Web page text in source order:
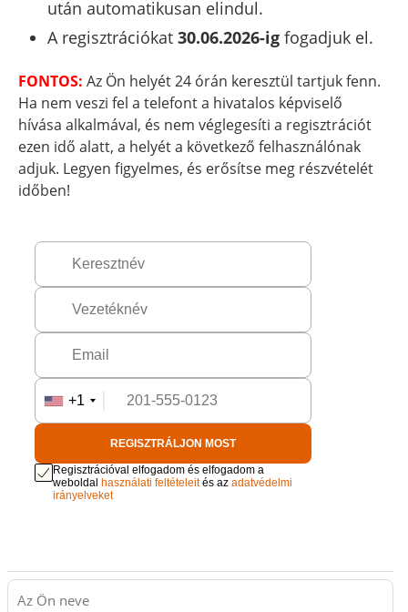
után automatikusan elindul.
A regisztrációkat30.06.2026-igfogadjuk el.
FONTOS: Az Ön helyét 24 órán keresztül tartjuk fenn.
Ha nem veszi fel a telefont a hivatalos képviselő
hívása alkalmával, és nem véglegesíti a regisztrációt
ezen idő alatt, a helyét a következő felhasználónak
adjuk. Legyen figyelmes, és erősítse meg részvételét
időben!
+1
REGISZTRÁLJON MOST
Regisztrációval elfogadom és elfogadom a
weboldal használati feltételeités azadatvédelmi
irányelveket